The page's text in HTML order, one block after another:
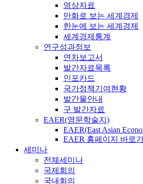
영상자료
만화로 보는 세계경제
한눈에 보는 세계경제
세계경제통계
연구성과정보
연차보고서
발간자료목록
인포카드
국가정책기여현황
발간물안내
구 발간자료
EAER(영문학술지)
EAER(East Asian
EAER 홈페이지 바로가
세미나
전체세미나
국제회의
국내회의